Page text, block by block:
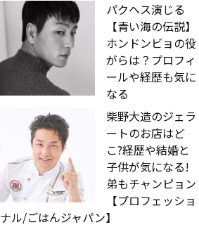
パクヘス演じる
【青い海の伝説】
ホンドンビョの役
がらは？プロフィ
ールや経歴も気に
なる
柴野大造のジェラ
ートのお店はど
こ?経歴や結婚と
子供が気になる!
弟もチャンピョン
【プロフェッショ
ナル/ごはんジャパン】